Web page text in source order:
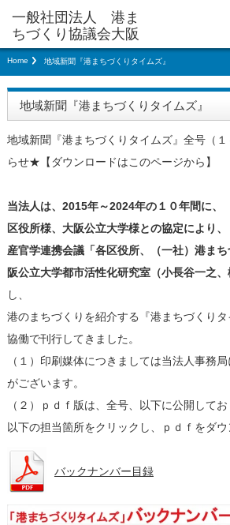
Home 地域新聞『港まちづくりタイムズ』
地域新聞『港まちづくりタイムズ』
地域新聞『港まちづくりタイムズ』全号（
らせ★【ダウンロードはこのページから】
当法人は、2015年～2024年の１０年間に、
区役所様、大阪公立大学様との協定により、
産官学連携会議「各区役所、（一社）港ま
阪公立大学都市活性化研究室（小長谷一之
し、
港のまちづくりを紹介する『港まちづくりタ
協働で刊行してきました。
（１）印刷媒体につきましては当法人事務
がございます。
（２）ｐｄｆ版は、全号、以下に公開してお
以下の担当箇所をクリックし、ｐｄｆをダウ
バックナンバー目録